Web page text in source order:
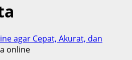
agar Cepat, Akurat, dan